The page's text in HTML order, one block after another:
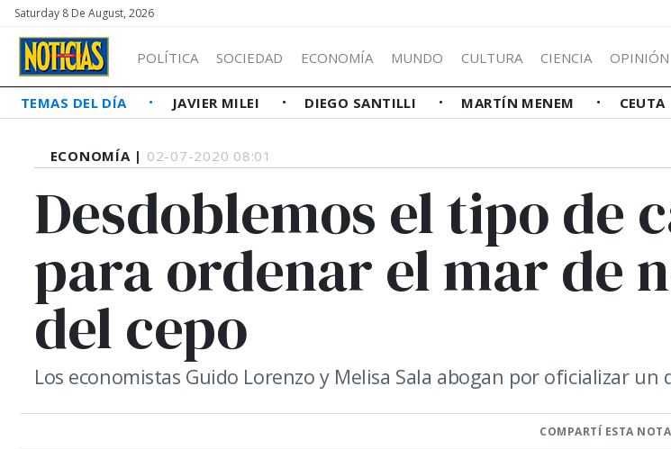
Saturday 8 De August, 2026
POLÍTICA SOCIEDAD ECONOMÍA MUNDO CULTURA CIENCIA OPINIÓN
TEMAS DEL DÍA JAVIER MILEI DIEGO SANTILLI MARTÍN MENEM CEUTA
ECONOMÍA | 02-07-2020 08:01
Desdoblemos el tipo de
para ordenar el mar de
del cepo
Los economistas Guido Lorenzo y Melisa Sala abogan por oficializar un
COMPARTÍ ESTA NOTA